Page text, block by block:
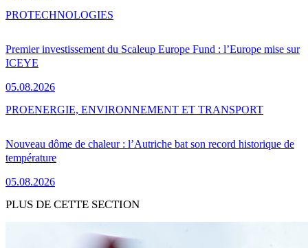
Premier investissement du Scaleup Europe Fund : l’Europe mise sur
ICEYE
05.08.2026
PROTECHNOLOGIES
Nouveau dôme de chaleur : l’Autriche bat son record historique de
température
05.08.2026
PROENERGIE, ENVIRONNEMENT ET TRANSPORT
PLUS DE CETTE SECTION